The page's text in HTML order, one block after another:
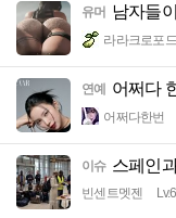
유머 남자들
라라크로포드
연예 어쩌다
어쩌다한번
이슈 스페인
빈센트멧젠